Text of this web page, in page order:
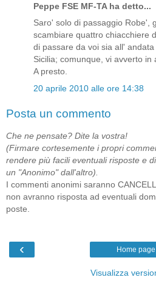
Peppe FSE MF-TA ha detto...
Saro' solo di passaggio Robe',
scambiare quattro chiacchiere
di passare da voi sia all'
Sicilia; comunque, vi avverto in
A presto.
20 aprile 2010 alle ore 14:38
Posta un commento
Che ne pensate? Dite la vostra!
(Firmare cortesemente i propri
rendere più facili eventuali risposte e
un "Anonimo" dall'altro).
I commenti anonimi saranno
non avranno risposta ad eventuali
poste.
‹ Home page
Visualizza